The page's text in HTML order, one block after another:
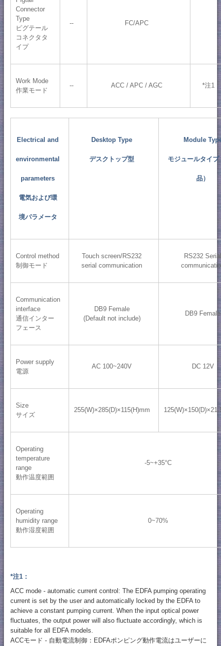
Connector
Type
ピグテール
コネクタタ
イプ
-- FC/APC
Work Mode
作業モード
-- ACC / APC / AGC *注1
Electrical and
environmental
parameters
電気および環
境パラメータ
Desktop Type
デスクトップ型
Module
モジュールタイプ
品）
Control method
制御モード
Touch screen/RS232
serial communication
RS232
Communication
interface
通信インター
フェース
DB9 Female
(Default not include)
DB9 Female
Power supply
電源
AC 100~240V DC 12V
Size
サイズ
255(W)×285(D)×115(H)mm
Operating
temperature
range
動作温度範囲
-5~+35°C
Operating
humidity range
動作湿度範囲
0~70%
*注1：
ACC mode - automatic current control: The EDFA pumping operating
current is set by the user and automatically locked by the EDFA to
achieve a constant pumping current. When the input optical power
fluctuates, the output power will also fluctuate accordingly, which is
suitable for all EDFA models.
ACCモード - 自動電流制御：EDFAポンピング動作電流はユーザーに